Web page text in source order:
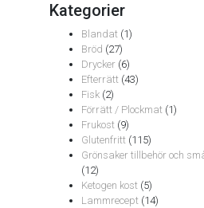
Kategorier
Blandat(1)
Bröd (27)
Drycker(6)
Efterrätt(43)
Fisk(2)
Förrätt / Plockmat(1)
Frukost(9)
Glutenfritt(115)
Grönsaker tillbehör och
(12)
Ketogen kost(5)
Lammrecept(14)